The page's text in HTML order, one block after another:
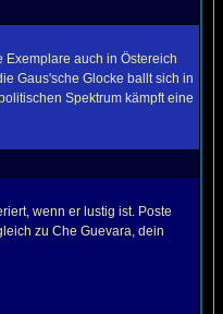
auch in Östereich
Gaus'sche Glocke ballt sich in
Spektrum kämpft eine
wenn er lustig ist. Poste
zu Che Guevara, dein